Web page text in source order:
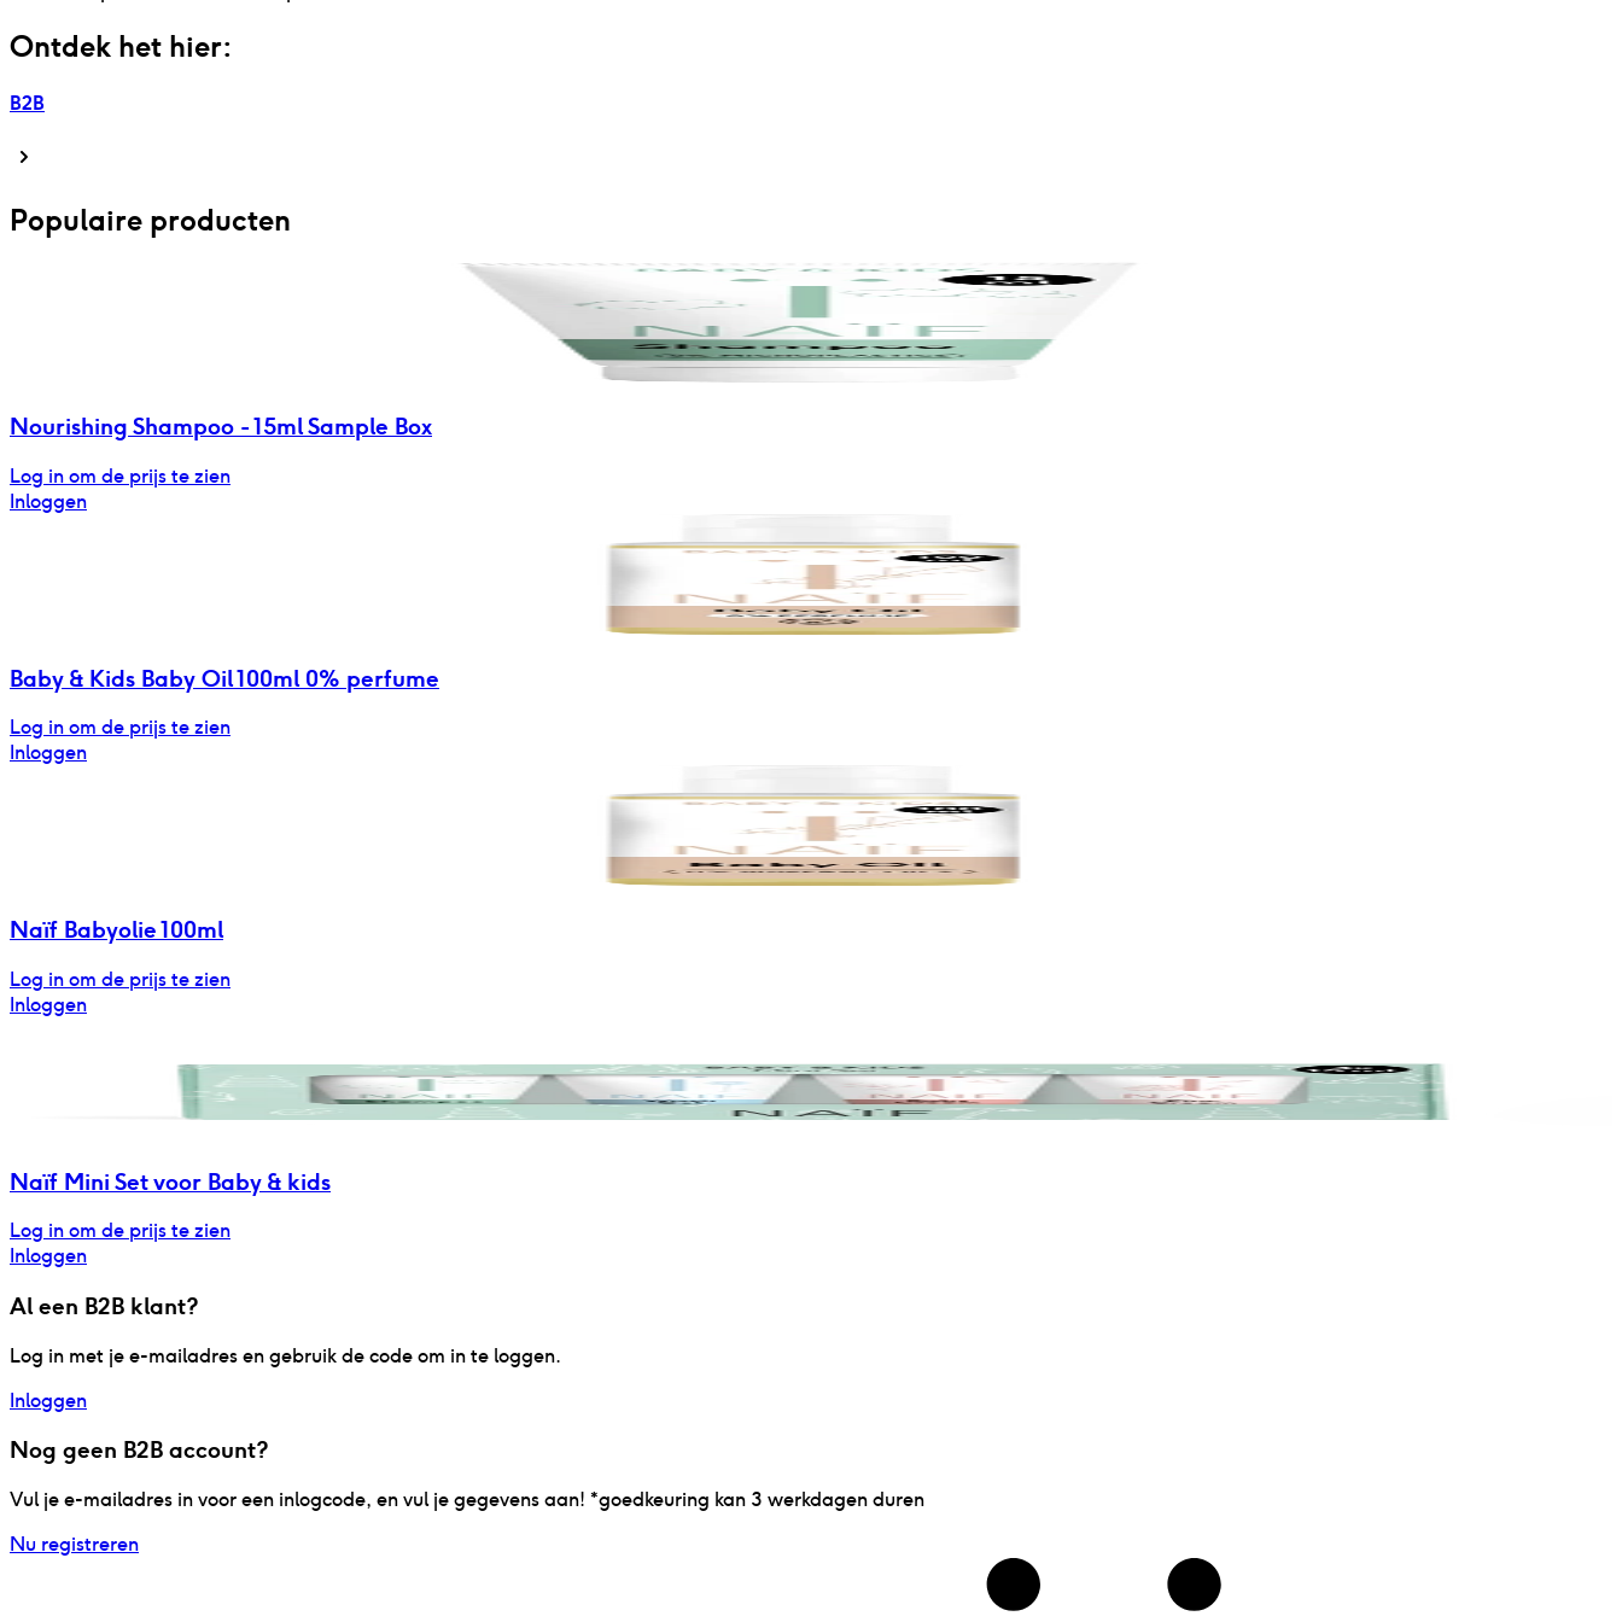
Ontdek het hier:
B2B
Populaire producten
Nourishing Shampoo - 15ml Sample Box
Log in om de prijs te zien
Inloggen
Baby & Kids Baby Oil 100ml 0% perfume
Log in om de prijs te zien
Inloggen
Naïf Babyolie 100ml
Log in om de prijs te zien
Inloggen
Naïf Mini Set voor Baby & kids
Log in om de prijs te zien
Inloggen
Al een B2B klant?
Log in met je e-mailadres en gebruik de code om in te loggen.
Inloggen
Nog geen B2B account?
Vul je e-mailadres in voor een inlogcode, en vul je gegevens aan! *goedkeuring kan 3 werkdagen duren
Nu registreren